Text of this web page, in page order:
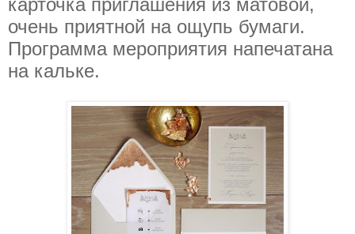
карточка приглашения из матовой,
очень приятной на ощупь бумаги.
Программа мероприятия напечатана
на кальке.